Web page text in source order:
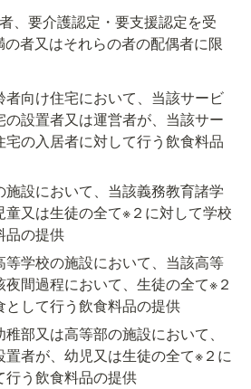
、要介護認定・要支援認定を受
者又はそれらの者の配偶者に限
向け住宅において、当該サービ
設置者又は運営者が、当該サー
宅の入居者に対して行う飲食料品
設において、当該義務教育諸学
又は生徒の全て※２に対して学校
品の提供
学校の施設において、当該高等
間過程において、生徒の全て※２
して行う飲食料品の提供
部又は高等部の施設において、
者が、幼児又は生徒の全て※２に
行う飲食料品の提供